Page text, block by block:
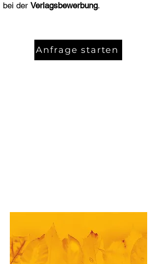
bei der Verlagsbewerbung.
Anfrage starten